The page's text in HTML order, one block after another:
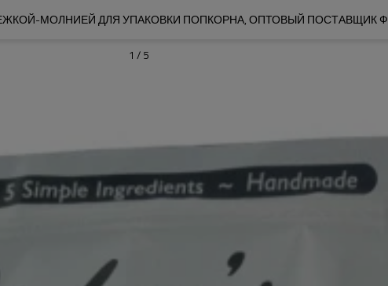
МОЛНИЕЙ ДЛЯ УПАКОВКИ ПОПКОРНА, ОПТОВЫЙ ПОСТАВЩИК
1 / 5